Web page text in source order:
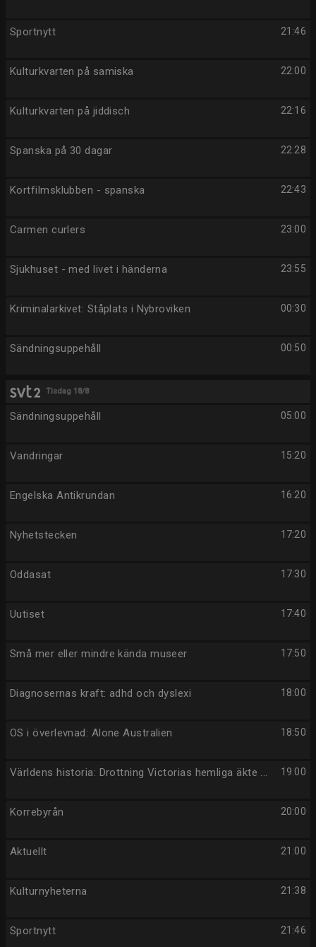
21:46
Sportnytt
22:00
Kulturkvarten på samiska
22:16
Kulturkvarten på jiddisch
22:28
Spanska på 30 dagar
22:43
Kortfilmsklubben - spanska
23:00
Carmen curlers
23:55
Sjukhuset - med livet i händerna
00:30
Kriminalarkivet: Ståplats i Nybroviken
00:50
Sändningsuppehåll
Tisdag 18/8
05:00
Sändningsuppehåll
15:20
Vandringar
16:20
Engelska Antikrundan
17:20
Nyhetstecken
17:30
Oddasat
17:40
Uutiset
17:50
Små mer eller mindre kända museer
18:00
Diagnosernas kraft: adhd och dyslexi
18:50
OS i överlevnad: Alone Australien
19:00
Världens historia: Drottning Victorias hemliga äkte ...
20:00
Korrebyrån
21:00
Aktuellt
21:38
Kulturnyheterna
21:46
Sportnytt